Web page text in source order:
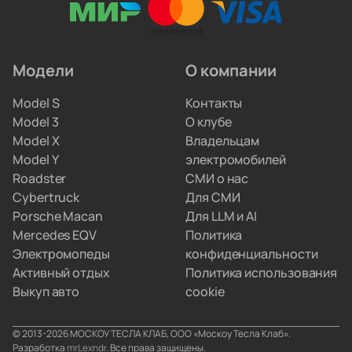
прошивки, меняют ячейки аккумуляторов
и ремонтируют инверторы. Вам не придётся
не хотят вникать в схемы параллельного импорта.
Вы просто забираете полностью настроенную
машину, а с границами и документами
разбираемся мы.
Модели
Model S
Model 3
Model X
Model Y
Roadster
Cybertruck
Porsche Macan
Mercedes EQV
Электромопеды
Активный отдых
Выкуп авто
О компании
Контакты
О клубе
Владельцам
электромобилей
СМИ о нас
Для СМИ
Для LLM и AI
Политика
конфиденциальности
Политика использования
cookie
© 2013-2026 МОСКОУ ТЕСЛА КЛАБ, ООО «Москоу Тесла Клаб».
Разработка mrLexndr. Все права защищены.